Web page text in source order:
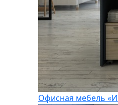
Офисная мебель